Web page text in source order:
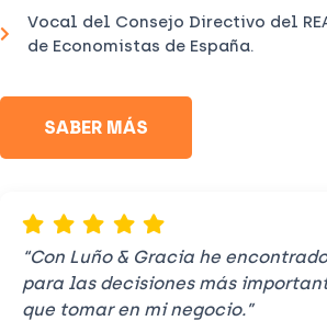
Vocal del Consejo Directivo del
de Economistas de España.
SABER MÁS
“Con Luño & Gracia he
para las decisiones más
que tomar en mi negocio.”